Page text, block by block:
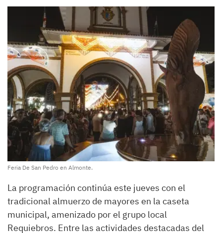
Feria De San Pedro en Almonte.
La programación continúa este jueves con el
tradicional almuerzo de mayores en la caseta
municipal, amenizado por el grupo local
Requiebros. Entre las actividades destacadas del